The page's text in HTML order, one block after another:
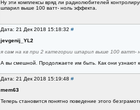
Ну эти комплексы вряд ли радиолюбителей
шпарил выше 100 ватт- ноль эффекта.
Дата: 21 Дек 2018 15:18:32 #
jevgenij_YL2
я сам на кв при 2 категории шпарил выше 100 ватт-
А вы смешной. Продолжаете им быть. Как они узнают
Дата: 21 Дек 2018 15:19:48 #
mem63
Теперь становится понятно поведение этого